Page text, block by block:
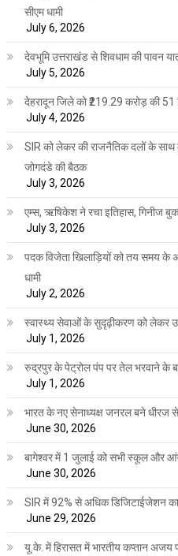
सीएम धामी
July 6, 2026
देवभूमि उत्तराखंड से शिवधाम की पावन
July 5, 2026
देहरादून जिले को ₹219.29 करोड़ की 51
July 4, 2026
SIR को लेकर की राजनैतिक दलों के साथ
जोगदंडे की बैठक
July 3, 2026
एम्स, ऋषिकेश ने रचा इतिहास, गिनीज बुक
July 3, 2026
पदक विजेता खिलाड़ियों को तय समय के
धामी
July 2, 2026
स्वास्थ्य सेवाओं के सुदृढ़ीकरण को लेकर
July 1, 2026
रुद्रपुर के पेट्रोल पंप पर तेल भरवाने के
July 1, 2026
भारत के नए सेनाध्यक्ष जनरल बने धीरज
June 30, 2026
बागेश्वर में 1 जुलाई को सभी स्कूल और
June 30, 2026
SIR में 92% से अधिक डिजिटाईजेशन का
June 29, 2026
यू.के. में हिरासत में भारतीय कप्तान अजय